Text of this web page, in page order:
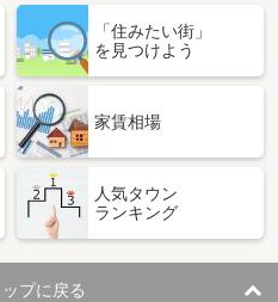
「住みたい街」
を見つけよう
家賃相場
人気タウン
ランキング
プに戻る